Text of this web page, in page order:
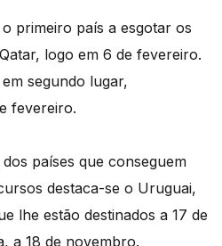
primeiro país a esgotar os
logo em 6 de fevereiro.
segundo lugar,
fevereiro.
países que conseguem
destaca-se o Uruguai,
lhe estão destinados a 17 de
a 18 de novembro.